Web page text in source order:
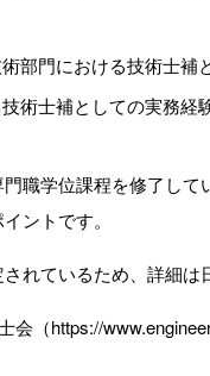
部門における技術士補
術士補としての実務経
職学位課程を修了し
ントです。
れているため、詳細は
（https://